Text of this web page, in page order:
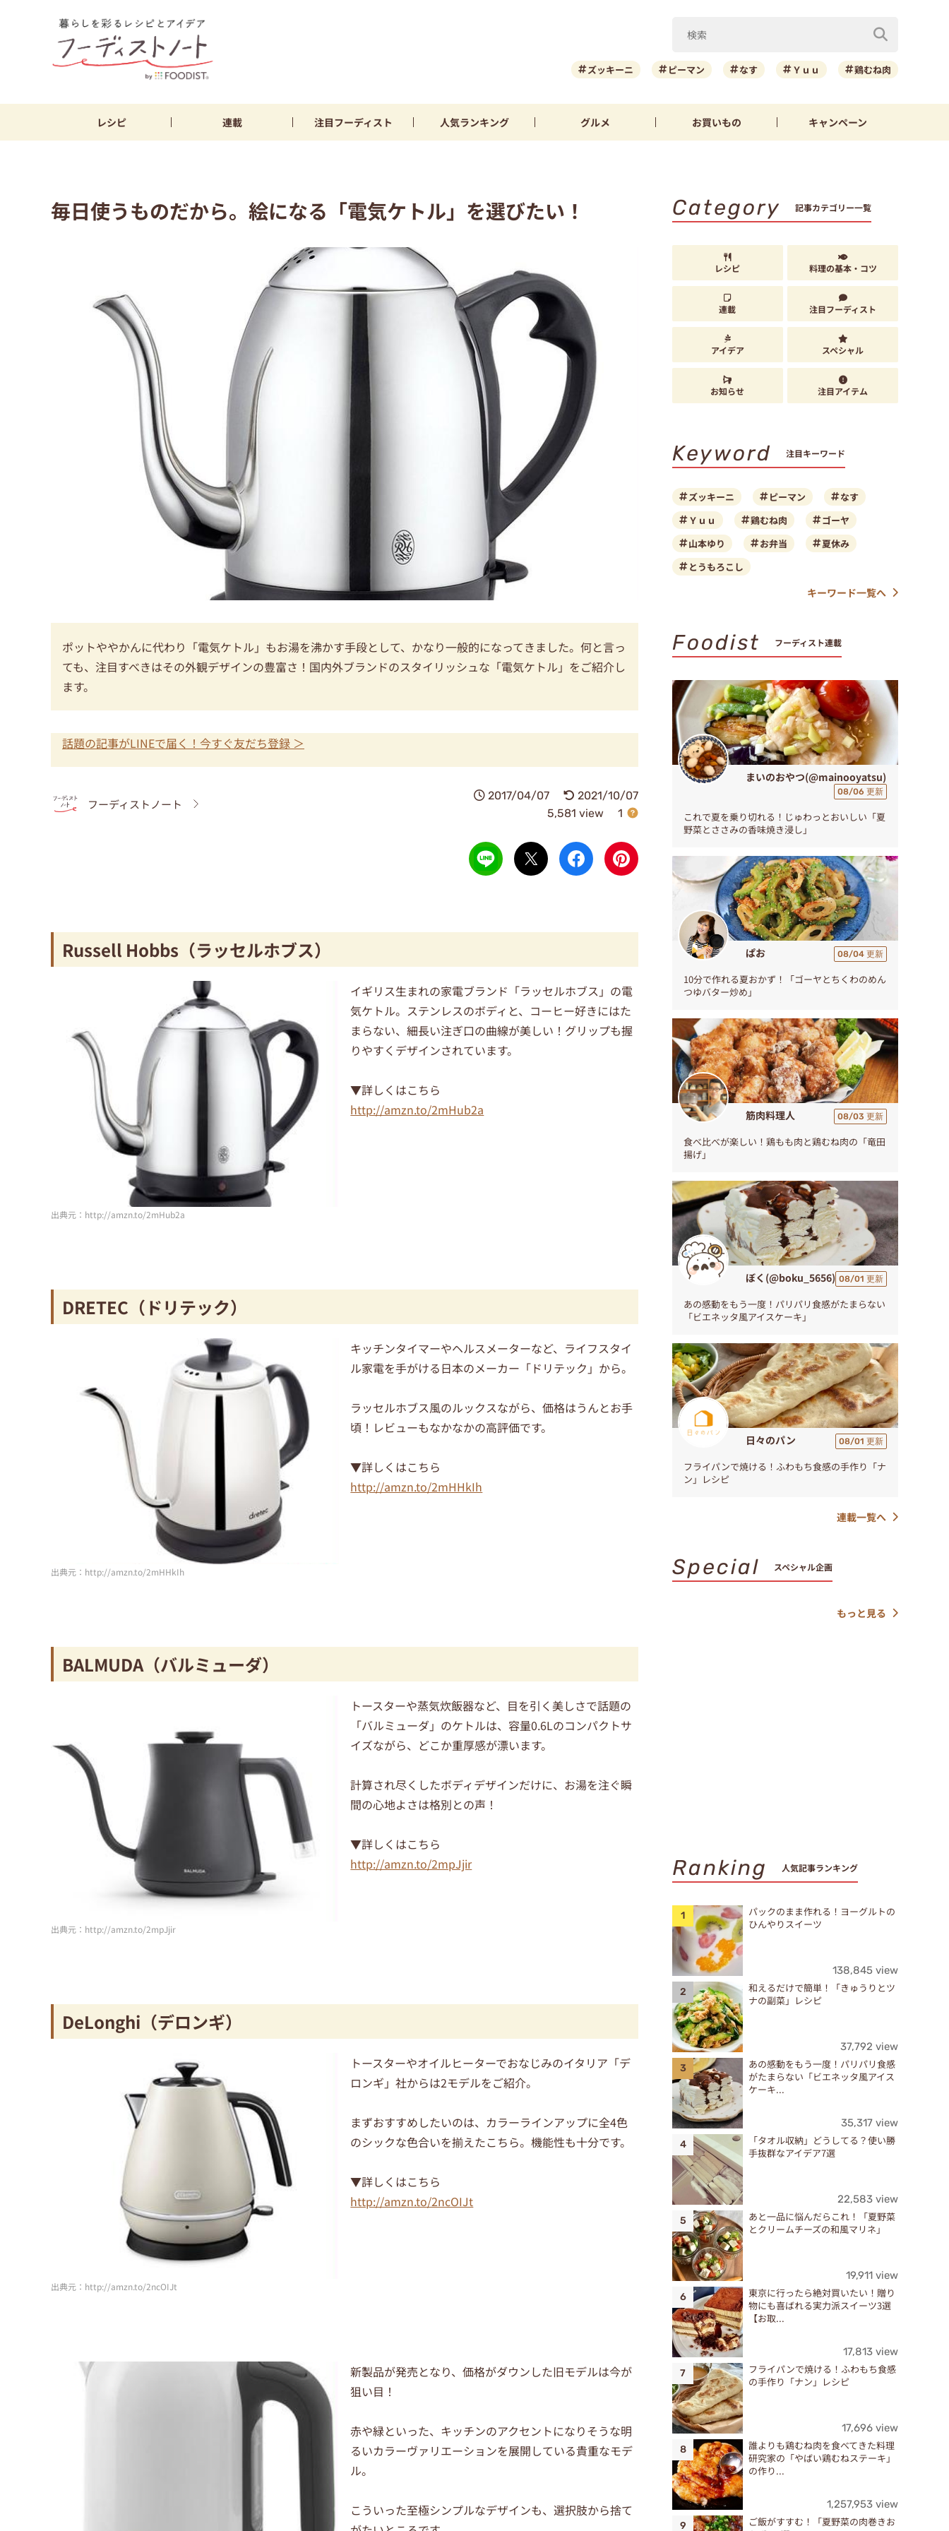
ズッキーニ ピーマン なす Ｙｕｕ 鶏むね肉
レシピ 連載 注目フーディスト 人気ランキング グルメ お買いもの キャンペーン
毎日使うものだから。絵になる「電気ケトル」を選びたい！
ポットややかんに代わり「電気ケトル」もお湯を沸かす手段として、かなり一般的になってきました。何と言っ
ても、注目すべきはその外観デザインの豊富さ！国内外ブランドのスタイリッシュな「電気ケトル」をご紹介し
ます。
話題の記事がLINEで届く！今すぐ友だち登録 ＞
フーディストノート
2017/04/07
2021/10/07
5,581 view
1
Russell Hobbs（ラッセルホブス）
出典元：http://amzn.to/2mHub2a
イギリス生まれの家電ブランド「ラッセルホブス」の電
気ケトル。ステンレスのボディと、コーヒー好きにはた
まらない、細長い注ぎ口の曲線が美しい！グリップも握
りやすくデザインされています。
▼詳しくはこちら
http://amzn.to/2mHub2a
DRETEC（ドリテック）
出典元：http://amzn.to/2mHHkIh
キッチンタイマーやヘルスメーターなど、ライフスタイ
ル家電を手がける日本のメーカー「ドリテック」から。
ラッセルホブス風のルックスながら、価格はうんとお手
頃！レビューもなかなかの高評価です。
▼詳しくはこちら
http://amzn.to/2mHHkIh
BALMUDA（バルミューダ）
出典元：http://amzn.to/2mpJjir
トースターや蒸気炊飯器など、目を引く美しさで話題の
「バルミューダ」のケトルは、容量0.6Lのコンパクトサ
イズながら、どこか重厚感が漂います。
計算され尽くしたボディデザインだけに、お湯を注ぐ瞬
間の心地よさは格別との声！
▼詳しくはこちら
http://amzn.to/2mpJjir
DeLonghi（デロンギ）
出典元：http://amzn.to/2ncOIJt
トースターやオイルヒーターでおなじみのイタリア「デ
ロンギ」社からは2モデルをご紹介。
まずおすすめしたいのは、カラーラインアップに全4色
のシックな色合いを揃えたこちら。機能性も十分です。
▼詳しくはこちら
http://amzn.to/2ncOIJt
新製品が発売となり、価格がダウンした旧モデルは今が
狙い目！
赤や緑といった、キッチンのアクセントになりそうな明
るいカラーヴァリエーションを展開している貴重なモデ
ル。
こういった至極シンプルなデザインも、選択肢から捨て
Category 記事カテゴリー一覧
レシピ 料理の基本・コツ
連載 注目フーディスト
アイデア スペシャル
お知らせ 注目アイテム
Keyword 注目キーワード
ズッキーニ ピーマン
なす
Ｙｕｕ
鶏むね肉
ゴーヤ
山本ゆり
お弁当
夏休み
とうもろこし
キーワード一覧へ
Foodist フーディスト連載
まいのおやつ(@mainooyatsu)
08/06 更新
これで夏を乗り切れる！じゅわっとおいしい「夏
野菜とささみの香味焼き浸し」
ぱお 08/04 更新
10分で作れる夏おかず！「ゴーヤとちくわのめん
つゆバター炒め」
筋肉料理人 08/03 更新
食べ比べが楽しい！鶏もも肉と鶏むね肉の「竜田
揚げ」
ぼく(@boku_5656) 08/01 更新
あの感動をもう一度！パリパリ食感がたまらない
「ビエネッタ風アイスケーキ」
日々のパン 08/01 更新
フライパンで焼ける！ふわもち食感の手作り「ナ
ン」レシピ
連載一覧へ
Special スペシャル企画
もっと見る
Ranking 人気記事ランキング
パックのまま作れる！ヨーグルトの
ひんやりスイーツ
138,845 view
和えるだけで簡単！「きゅうりとツ
ナの副菜」レシピ
37,792 view
あの感動をもう一度！パリパリ食感
がたまらない「ビエネッタ風アイス
ケーキ...
35,317 view
「タオル収納」どうしてる？使い勝
手抜群なアイデア7選
22,583 view
あと一品に悩んだらこれ！「夏野菜
とクリームチーズの和風マリネ」
19,911 view
東京に行ったら絶対買いたい！贈り
物にも喜ばれる実力派スイーツ3選
【お取...
17,813 view
フライパンで焼ける！ふわもち食感
の手作り「ナン」レシピ
17,696 view
誰よりも鶏むね肉を食べてきた料理
研究家の「やばい鶏むねステーキ」
の作り...
1,257,953 view
ご飯がすすむ！「夏野菜の肉巻きお